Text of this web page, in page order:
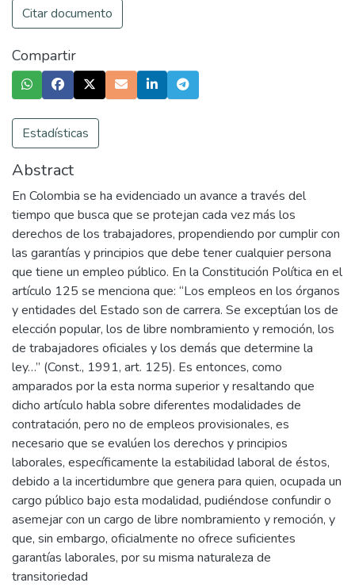
Citar documento
Compartir
Estadísticas
Abstract
En Colombia se ha evidenciado un avance a través del
tiempo que busca que se protejan cada vez más los
derechos de los trabajadores, propendiendo por cumplir con
las garantías y principios que debe tener cualquier persona
que tiene un empleo público. En la Constitución Política en el
artículo 125 se menciona que: “Los empleos en los órganos
y entidades del Estado son de carrera. Se exceptúan los de
elección popular, los de libre nombramiento y remoción, los
de trabajadores oficiales y los demás que determine la
ley…” (Const., 1991, art. 125). Es entonces, como
amparados por la esta norma superior y resaltando que
dicho artículo habla sobre diferentes modalidades de
contratación, pero no de empleos provisionales, es
necesario que se evalúen los derechos y principios
laborales, específicamente la estabilidad laboral de éstos,
debido a la incertidumbre que genera para quien, ocupada un
cargo público bajo esta modalidad, pudiéndose confundir o
asemejar con un cargo de libre nombramiento y remoción, y
que, sin embargo, oficialmente no ofrece suficientes
garantías laborales, por su misma naturaleza de
transitoriedad